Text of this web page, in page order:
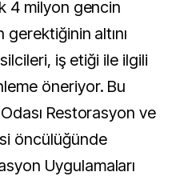
4 milyon gencin
gerektiğinin altını
iş etiği ile ilgili
öneriyor. Bu
Restorasyon ve
öncülüğünde
Uygulamaları